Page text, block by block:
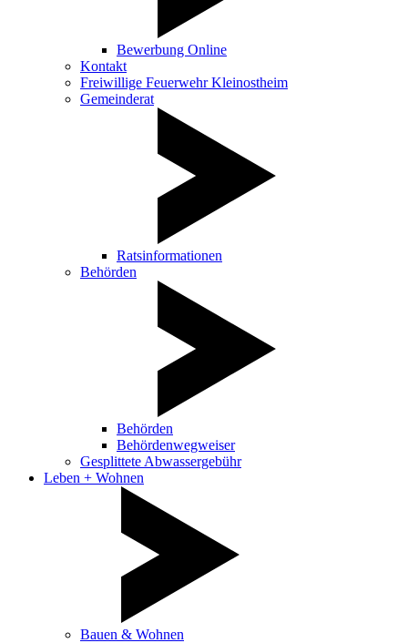
Bewerbung Online
Kontakt
Freiwillige Feuerwehr Kleinostheim
Gemeinderat
Ratsinformationen
Behörden
Behörden
Behördenwegweiser
Gesplittete Abwassergebühr
Leben + Wohnen
Bauen & Wohnen